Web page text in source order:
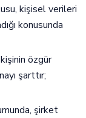
kişisel verileri
konusunda
özgür
şarttır;
şirket